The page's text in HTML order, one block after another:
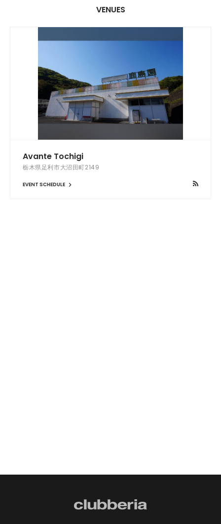
VENUES
Avante Tochigi
栃木県足利市大沼田町2149
EVENT SCHEDULE